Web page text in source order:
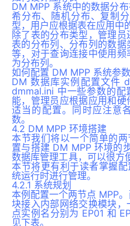
DM MPP 系统中的数据分
希分布、随机分布、复制
型，用户应根据表在应用中
除了表的分布类型，管理
表的分布列、分布列的数据
等，对于查询连接中使用
为分布列。
如何配置 DM MPP 系统参数
DM 数据库实例配置文件
dmmal.ini 中一些参数的配
能，管理员应根据应用和
适当的配置。同时应注意
数。
4.2 DM MPP 环境搭建
本节我们将以一个简单的
置与搭建 DM MPP 环境的
数据库管理工具，可以很方
本节将更有利于读者掌握
统运行时进行管理。
4.2.1 系统规划
本例配置一个两节点 MPP
块接入内部网络交换模块
点实例名分别为 EP01 和
见下表。